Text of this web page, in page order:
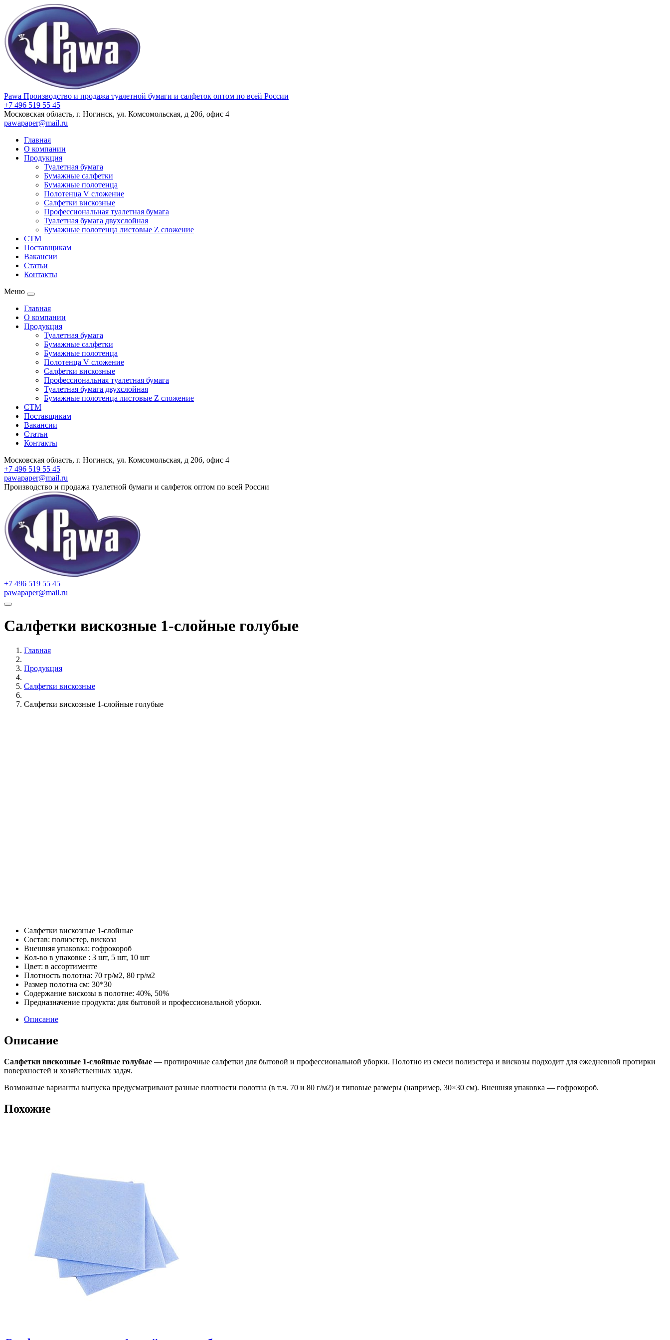
Pawa Производство и продажа туалетной бумаги и салфеток оптом по всей России
+7 496 519 55 45
Московская область, г. Ногинск, ул. Комсомольская, д 20б, офис 4
pawapaper@mail.ru
Главная
О компании
Продукция
Туалетная бумага
Бумажные салфетки
Бумажные полотенца
Полотенца V сложение
Салфетки вискозные
Профессиональная туалетная бумага
Туалетная бумага двухслойная
Бумажные полотенца листовые Z сложение
СТМ
Поставщикам
Вакансии
Статьи
Контакты
Меню
Главная
О компании
Продукция
Туалетная бумага
Бумажные салфетки
Бумажные полотенца
Полотенца V сложение
Салфетки вискозные
Профессиональная туалетная бумага
Туалетная бумага двухслойная
Бумажные полотенца листовые Z сложение
СТМ
Поставщикам
Вакансии
Статьи
Контакты
Московская область, г. Ногинск, ул. Комсомольская, д 20б, офис 4
+7 496 519 55 45
pawapaper@mail.ru
Производство и продажа туалетной бумаги и салфеток оптом по всей России
+7 496 519 55 45
pawapaper@mail.ru
Салфетки вискозные 1-слойные голубые
Главная
Продукция
Салфетки вискозные
Салфетки вискозные 1-слойные голубые
Салфетки вискозные 1-слойные
Состав: полиэстер, вискоза
Внешняя упаковка: гофрокороб
Кол-во в упаковке : 3 шт, 5 шт, 10 шт
Цвет: в ассортименте
Плотность полотна: 70 гр/м2, 80 гр/м2
Размер полотна cм: 30*30
Содержание вискозы в полотне: 40%, 50%
Предназначение продукта: для бытовой и профессиональной уборки.
Описание
Описание
Салфетки вискозные 1-слойные голубые — протирочные салфетки для бытовой и профессиональной уборки. Полотно из смеси полиэстера и вискозы подходит для ежедневной протирки
поверхностей и хозяйственных задач.
Возможные варианты выпуска предусматривают разные плотности полотна (в т.ч. 70 и 80 г/м2) и типовые размеры (например, 30×30 см). Внешняя упаковка — гофрокороб.
Похожие